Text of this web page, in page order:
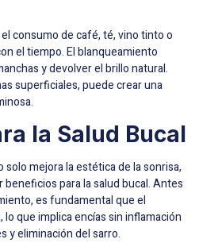
consumo de café, té, vino tinto o
el tiempo. El blanqueamiento
y devolver el brillo natural.
superficiales, puede crear una
la Salud Bucal
solo mejora la estética de la sonrisa,
para la salud bucal. Antes
es fundamental que el
que implica encías sin inflamación
y eliminación del sarro.